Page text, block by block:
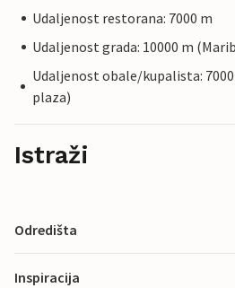
Udaljenost restorana: 7000 m
Udaljenost grada: 10000 m
Udaljenost obale/kupalista:
plaza)
Istraži
Odredišta
Inspiracija